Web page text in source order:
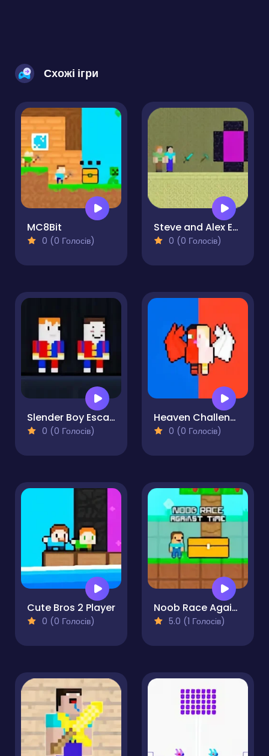
Схожі ігри
MC8Bit
0 (0 Голосів)
Steve and Alex Ender World
0 (0 Голосів)
Slender Boy Escape Robbie
0 (0 Голосів)
Heaven Challenge - 2 Player
0 (0 Голосів)
Cute Bros 2 Player
0 (0 Голосів)
Noob Race Against Time
5.0 (1 Голосів)